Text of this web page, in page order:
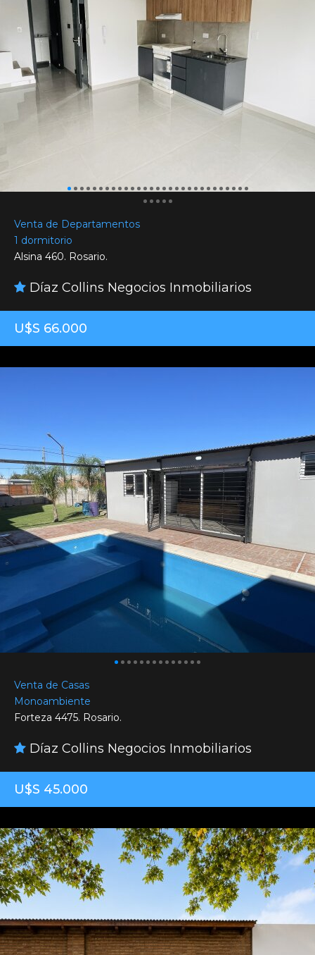
Venta de Departamentos
1 dormitorio
Alsina 460. Rosario.
Díaz Collins Negocios Inmobiliarios
U$S 66.000
Venta de Casas
Monoambiente
Forteza 4475. Rosario.
Díaz Collins Negocios Inmobiliarios
U$S 45.000